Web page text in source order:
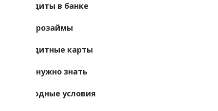
Кредиты в банке
Микрозаймы
Кредитные карты
Что нужно знать
Выгодные условия